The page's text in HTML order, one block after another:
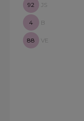
92 JS
4 B
88 VE